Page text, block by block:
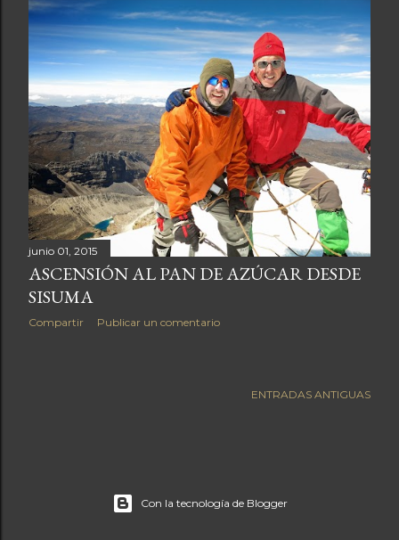
t
r
a
d
a
s
junio 01, 2015
ASCENSIÓN AL PAN DE AZÚCAR DESDE
SISUMA
Compartir Publicar un comentario
ENTRADAS ANTIGUAS
Con la tecnología de Blogger